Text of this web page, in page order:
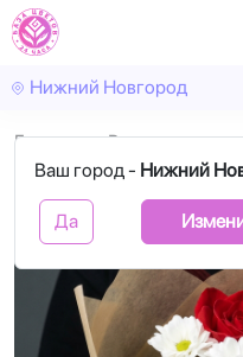
Нижний Новгород
Ваш город - Нижний
Да
Главная
Розы
3 красные розы с